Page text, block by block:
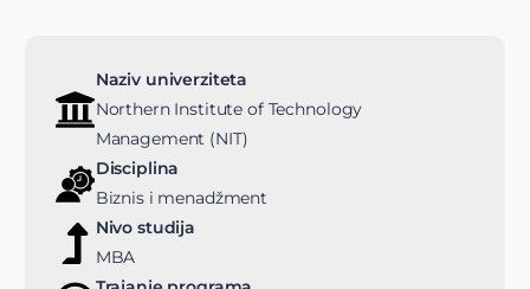
Naziv univerziteta
Northern Institute of Technology
Management (NIT)
Disciplina
Biznis i menadžment
Nivo studija
MBA